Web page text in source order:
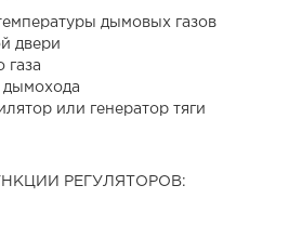
дымовых газов
двери
газа
дымохода
или генератор тяги
РЕГУЛЯТОРОВ: